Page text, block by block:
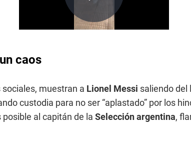
caos
muestran a Lionel Messi saliendo del
custodia para no ser “aplastado” por los
al capitán de la Selección argentina,